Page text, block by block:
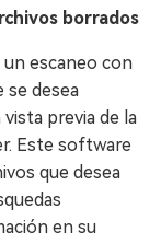
borrados
escaneo con
se desea
previa de la
Este software
que desea
en su